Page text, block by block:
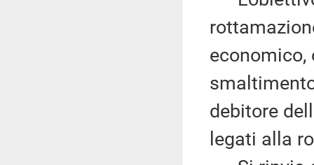
economico,
debitore
legati alla